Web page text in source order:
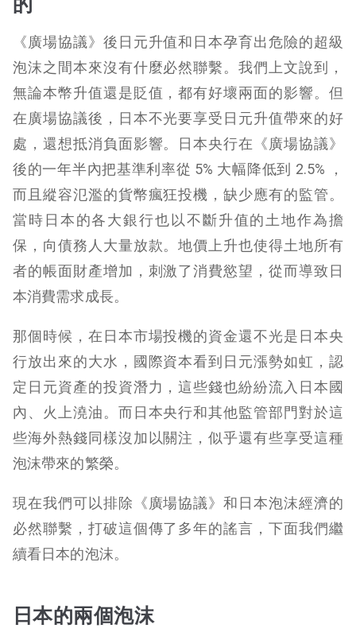
《廣場協議》後日元升值和日本孕育出危險的超級
泡沫之間本來沒有什麼必然聯繫。我們上文說到，
無論本幣升值還是貶值，都有好壞兩面的影響。但
在廣場協議後，日本不光要享受日元升值帶來的好
處，還想抵消負面影響。日本央行在《廣場協議》
後的一年半內把基準利率從 5% 大幅降低到 2.5% ，
而且縱容氾濫的貨幣瘋狂投機，缺少應有的監管。
當時日本的各大銀行也以不斷升值的土地作為擔
保，向債務人大量放款。地價上升也使得土地所有
者的帳面財產增加，刺激了消費慾望，從而導致日
本消費需求成長。
那個時候，在日本市場投機的資金還不光是日本央
行放出來的大水，國際資本看到日元漲勢如虹，認
定日元資產的投資潛力，這些錢也紛紛流入日本國
內、火上澆油。而日本央行和其他監管部門對於這
些海外熱錢同樣沒加以關注，似乎還有些享受這種
泡沫帶來的繁榮。
現在我們可以排除《廣場協議》和日本泡沫經濟的
必然聯繫，打破這個傳了多年的謠言，下面我們繼
續看日本的泡沫。
日本的兩個泡沫